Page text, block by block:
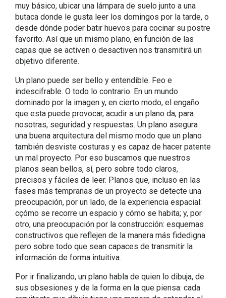
muy básico, ubicar una lámpara de suelo junto a una
butaca donde le gusta leer los domingos por la tarde, o
desde dónde poder batir huevos para cocinar su postre
favorito. Así que un mismo plano, en función de las
capas que se activen o desactiven nos transmitirá un
objetivo diferente.
Un plano puede ser bello y entendible. Feo e
indescifrable. O todo lo contrario. En un mundo
dominado por la imagen y, en cierto modo, el engaño
que esta puede provocar, acudir a un plano da, para
nosotras, seguridad y respuestas. Un plano asegura
una buena arquitectura del mismo modo que un plano
también desviste costuras y es capaz de hacer patente
un mal proyecto. Por eso buscamos que nuestros
planos sean bellos, sí, pero sobre todo claros,
precisos y fáciles de leer. Planos que, incluso en las
fases más tempranas de un proyecto se detecte una
preocupación, por un lado, de la experiencia espacial:
cçómo se recorre un espacio y cómo se habita; y, por
otro, una preocupación por la construcción: esquemas
constructivos que reflejen de la manera más fidedigna
pero sobre todo que sean capaces de transmitir la
información de forma intuitiva.
Por ir finalizando, un plano habla de quien lo dibuja, de
sus obsesiones y de la forma en la que piensa: cada